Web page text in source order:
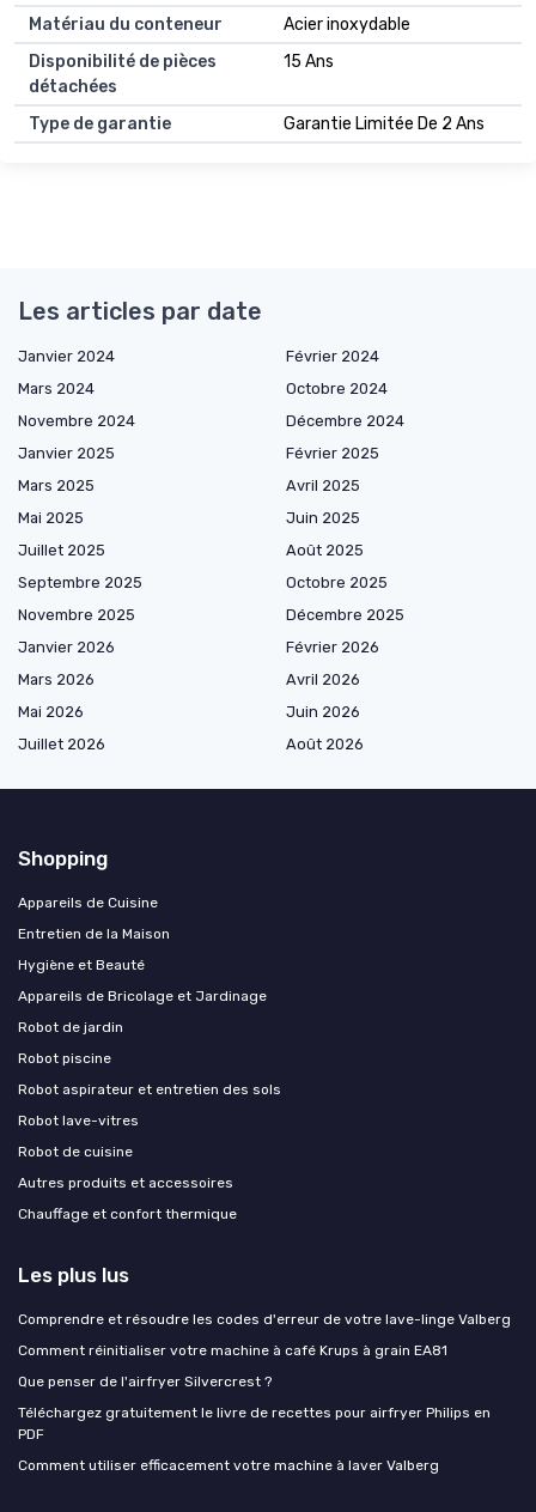
Matériau du conteneur
Acier inoxydable
Disponibilité de pièces
détachées
15 Ans
Type de garantie Garantie Limitée De 2 Ans
Les articles par date
Janvier 2024
Février 2024
Mars 2024
Octobre 2024
Novembre 2024
Décembre 2024
Janvier 2025
Février 2025
Mars 2025
Avril 2025
Mai 2025
Juin 2025
Juillet 2025
Août 2025
Septembre 2025
Octobre 2025
Novembre 2025
Décembre 2025
Janvier 2026
Février 2026
Mars 2026
Avril 2026
Mai 2026
Juin 2026
Juillet 2026
Août 2026
Shopping
Appareils de Cuisine
Entretien de la Maison
Hygiène et Beauté
Appareils de Bricolage et Jardinage
Robot de jardin
Robot piscine
Robot aspirateur et entretien des sols
Robot lave-vitres
Robot de cuisine
Autres produits et accessoires
Chauffage et confort thermique
Les plus lus
Comprendre et résoudre les codes d'erreur de votre lave-linge Valberg
Comment réinitialiser votre machine à café Krups à grain EA81
Que penser de l'airfryer Silvercrest ?
Téléchargez gratuitement le livre de recettes pour airfryer Philips en
PDF
Comment utiliser efficacement votre machine à laver Valberg